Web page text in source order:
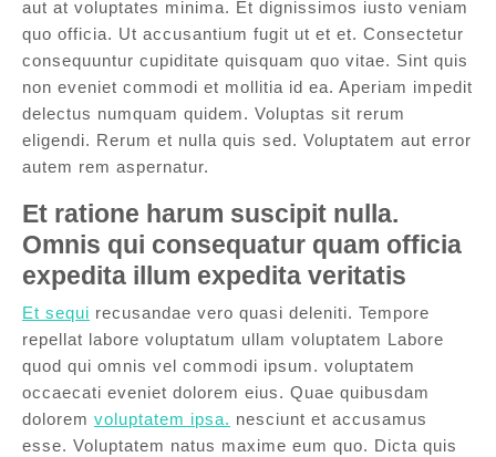
aut at voluptates minima. Et dignissimos iusto veniam
quo officia. Ut accusantium fugit ut et et. Consectetur
consequuntur cupiditate quisquam quo vitae. Sint quis
non eveniet commodi et mollitia id ea. Aperiam impedit
delectus numquam quidem. Voluptas sit rerum
eligendi. Rerum et nulla quis sed. Voluptatem aut error
autem rem aspernatur.
Et ratione harum suscipit nulla.
Omnis qui consequatur quam officia
expedita illum expedita veritatis
Et sequi recusandae vero quasi deleniti. Tempore
repellat labore voluptatum ullam voluptatem Labore
quod qui omnis vel commodi ipsum. voluptatem
occaecati eveniet dolorem eius. Quae quibusdam
dolorem voluptatem ipsa. nesciunt et accusamus
esse. Voluptatem natus maxime eum quo. Dicta quis